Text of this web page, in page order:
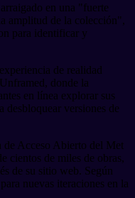
en una "fuerte
amplitud de la colección",
para identificar y
de realidad
donde la
en línea explorar sus
desbloquear versiones de
de Acceso Abierto del Met
cientos de miles de obras,
de su sitio web. Según
nuevas iteraciones en la